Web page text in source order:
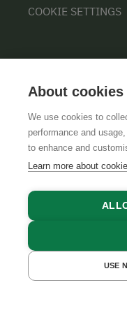
GET A QUOTE
COOKIE SETTINGS
GTCSLEGAL
About
We use cookies to
performance and
to enhance and
Learn more about
USE